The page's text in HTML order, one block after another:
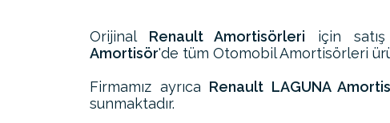
Orijinal Renault Amortisörleri için
Amortisör'de tüm Otomobil Amortisörleri
Firmamız ayrıca Renault LAGUNA
sunmaktadır.